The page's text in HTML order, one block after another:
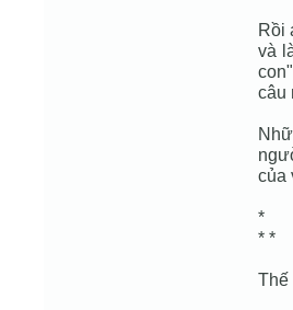
Rồi
và
câu
của
*
* *
Thế